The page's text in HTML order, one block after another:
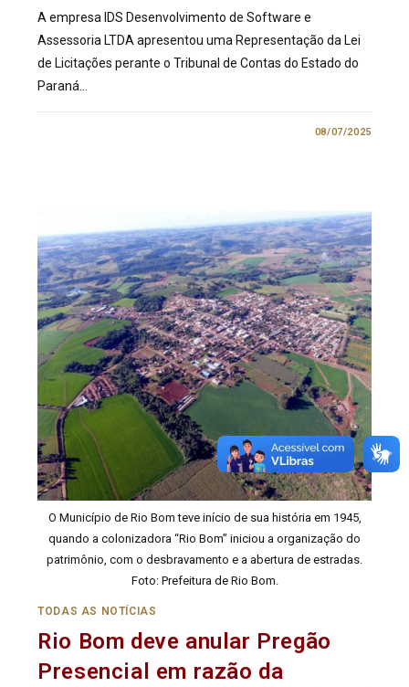
A empresa IDS Desenvolvimento de Software e
Assessoria LTDA apresentou uma Representação da Lei
de Licitações perante o Tribunal de Contas do Estado do
Paraná…
08/07/2025
O Município de Rio Bom teve início de sua história em 1945,
quando a colonizadora “Rio Bom” iniciou a organização do
patrimônio, com o desbravamento e a abertura de estradas.
Foto: Prefeitura de Rio Bom.
TODAS AS NOTÍCIAS
Rio Bom deve anular Pregão
Presencial em razão da